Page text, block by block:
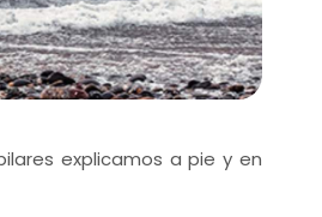
explicamos a pie y en